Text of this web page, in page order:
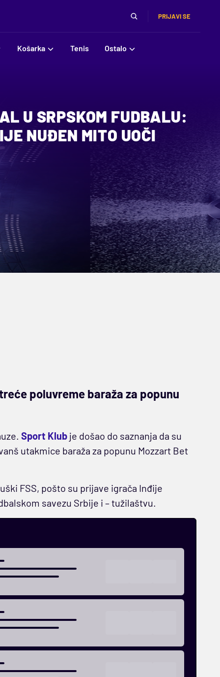
PRIJAVI SE
Košarka Tenis Ostalo
U SRPSKOM FUDBALU:
NUĐEN MITO UOČI
poluvreme baraža za popunu
Sport Klubje došao do saznanja da su
utakmice baraža za popunu Mozzart Bet
FSS, pošto su prijave igrača Inđije
savezu Srbije i – tužilaštvu.